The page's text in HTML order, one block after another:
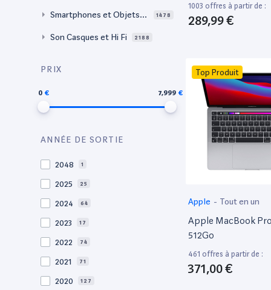
Smartphones et Objets c
1478
Son Casques et Hi Fi 2188
PRIX
0 7,999
ANNÉE DE SORTIE
2048 1
2025 25
2024 64
2023 17
2022 74
2021 71
2020 127
1003 offres à partir de :
289,99 €
Top Produit
Apple - Tout en un
Apple MacBook Pro
512Go
461 offres à partir de :
371,00 €